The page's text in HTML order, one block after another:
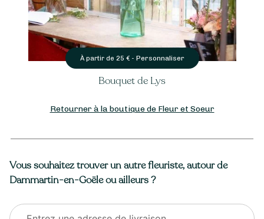
À partir de 25 € - Personnaliser
Bouquet de Lys
Retourner à la boutique de Fleur et Soeur
Vous souhaitez trouver un autre fleuriste, autour de
Dammartin-en-Goële ou ailleurs ?